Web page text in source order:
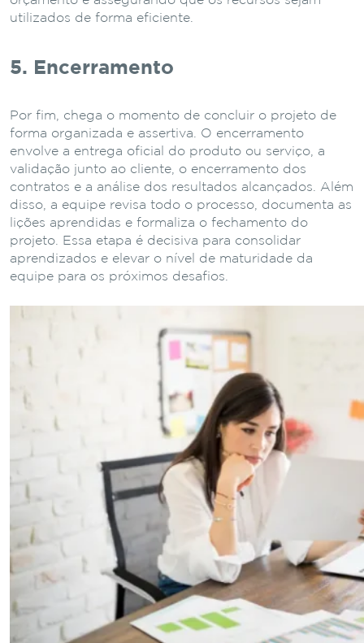
utilizados de forma eficiente.
5. Encerramento
Por fim, chega o momento de concluir o projeto de
forma organizada e assertiva. O encerramento
envolve a entrega oficial do produto ou serviço, a
validação junto ao cliente, o encerramento dos
contratos e a análise dos resultados alcançados. Além
disso, a equipe revisa todo o processo, documenta as
lições aprendidas e formaliza o fechamento do
projeto. Essa etapa é decisiva para consolidar
aprendizados e elevar o nível de maturidade da
equipe para os próximos desafios.